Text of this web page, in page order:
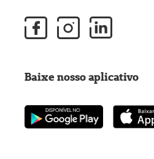
Baixe nosso aplicativo